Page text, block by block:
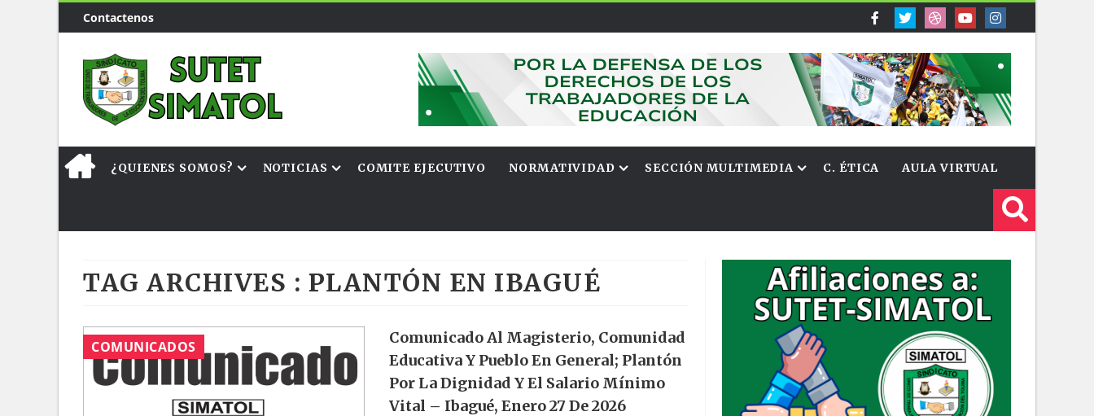
Contactenos
¿QUIENES SOMOS? NOTICIAS COMITE EJECUTIVO NORMATIVIDAD SECCIÓN MULTIMEDIA C. ÉTICA AULA VIRTUAL
TAG ARCHIVES : PLANTÓN EN IBAGUÉ
COMUNICADOS
Comunicado Al Magisterio, Comunidad
Educativa Y Pueblo En General; Plantón
Por La Dignidad Y El Salario Mínimo
Vital – Ibagué, Enero 27 De 2026